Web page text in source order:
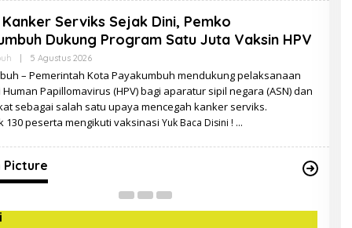
Kanker Serviks Sejak Dini, Pemko
Dukung Program Satu Juta Vaksin HPV
| 5 Agustus 2026Oleh
– Pemerintah Kota Payakumbuh mendukung pelaksanaan
Papillomavirus (HPV) bagi aparatur sipil negara (ASN) dan
sebagai salah satu upaya mencegah kanker serviks.
130 peserta mengikuti vaksinasi Yuk Baca Disini !
Picture
Gabungan Covid-19 Sterilkan
di Bundaran Hajimena Lampung
Picture |